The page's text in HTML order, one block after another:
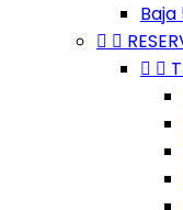
 
 